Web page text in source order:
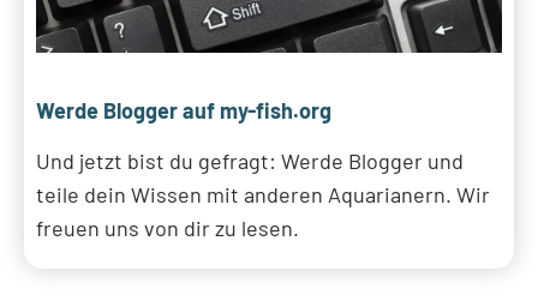
Werde Blogger auf my-fish.org
Und jetzt bist du gefragt: Werde Blogger und
teile dein Wissen mit anderen Aquarianern. Wir
freuen uns von dir zu lesen.